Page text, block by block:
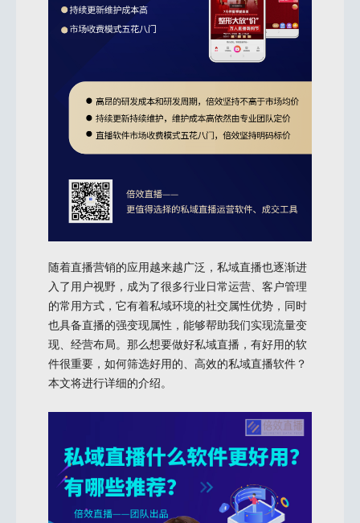
随着直播营销的应用越来越广泛，私域直播也逐渐进
入了用户视野，成为了很多行业日常运营、客户管理
的常用方式，它有着私域环境的社交属性优势，同时
也具备直播的强变现属性，能够帮助我们实现流量变
现、经营布局。那么想要做好私域直播，有好用的软
件很重要，如何筛选好用的、高效的私域直播软件？
本文将进行详细的介绍。